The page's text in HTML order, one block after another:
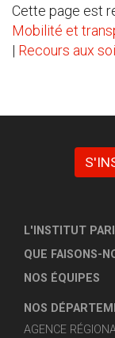
Cette page est
Mobilité et
| Recours aux
L'INSTITUT
QUE FAISONS-
NOS ÉQUIPES
NOS
AGENCE